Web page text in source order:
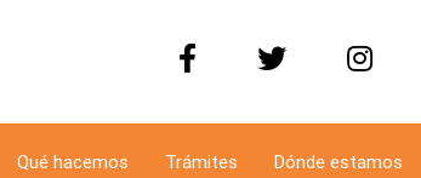
Qué hacemos Trámites Dónde estamos